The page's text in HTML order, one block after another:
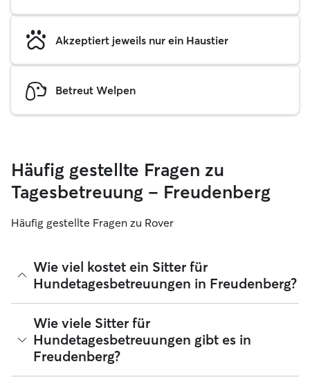
Akzeptiert jeweils nur ein Haustier
Betreut Welpen
Häufig gestellte Fragen zu
Tagesbetreuung – Freudenberg
Häufig gestellte Fragen zu Rover
Wie viel kostet ein Sitter für
Hundetagesbetreuungen in Freudenberg?
Sitter können ihre Preise bei Rover frei festlegen. Die
durchschnittlichen Kosten für einen Hundesitter für
Tagesbetreuungen bei Rover in Freudenberg betragen seit
August 2026 etwa 25 pro Tag, einschließlich der
Wie viele Sitter für
Hundetagesbetreuungen gibt es in
Freudenberg?